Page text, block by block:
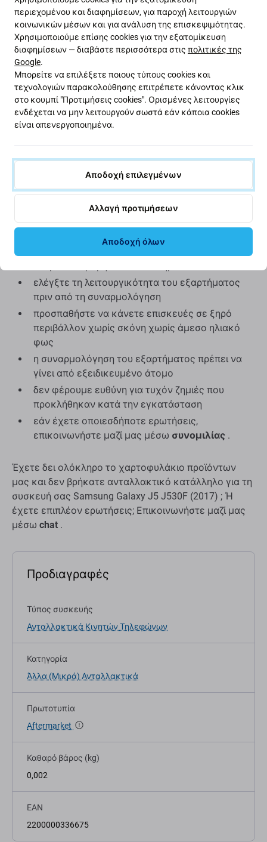
Ποιότητα: Aftermarket- Τα ανταλλακτικά που
πωλούνται ως Aftermarket κατασκευάζονται με τα
ίδια πρότυπα, προδιαγραφές και υλικά με το γνήσιο.
Αυτό είναι αντίγραφο του πρωτοτύπου και το
ανταλλακτικό που παραδίδεται ως Aftermarket μπορεί
(σε σπάνιες περιπτώσεις) να έχει ελάχιστες
διακυμάνσεις στη λειτουργικότητα, την ποιότητα ή
την εμφάνιση. Για να μάθετε περισσότερα σχετικά με
την ποιότητα, διαβάστε το ιστολόγιό μας όπου
λεπτομέρειες.
Συναρμολόγηση και συμβουλές:
Για τη συναρμολόγηση ή την αποσυναρμολόγηση
απαιτούνται ειδικά εργαλεία, τα οποία μπορείτε
ελέγξτε τη λειτουργικότητα του εξαρτήματος
πριν από τη συναρμολόγηση
προσπαθήστε να κάνετε επισκευές σε ξηρό
περιβάλλον χωρίς σκόνη χωρίς άμεσο ηλιακό
φως
η συναρμολόγηση του εξαρτήματος πρέπει να
γίνει από εξειδικευμένο άτομο
δεν φέρουμε ευθύνη για τυχόν ζημιές που
προκλήθηκαν κατά την εγκατάσταση
εάν έχετε οποιεσδήποτε ερωτήσεις,
επικοινωνήστε μαζί μας μέσω συνομιλίας .
Έχετε δει ολόκληρο το χαρτοφυλάκιο προϊόντων
μας και δεν βρήκατε ανταλλακτικό κατάλληλο για τη
συσκευή σας Samsung Galaxy J5 J530F (2017) ; Ή
έχετε επιπλέον ερωτήσεις; Επικοινωνήστε μαζί μας
μέσω chat .
Προδιαγραφές
Τύπος συσκευής
Ανταλλακτικά Κινητών Τηλεφώνων
Κατηγορία
Άλλα (Μικρά) Ανταλλακτικά
Πρωτοτυπία
Aftermarket
Καθαρό βάρος (kg)
0,002
EAN
2200000336675
περιεχομένου και διαφημίσεων, για παροχή λειτουργιών
κοινωνικών μέσων και για ανάλυση της επισκεψιμότητας.
Χρησιμοποιούμε επίσης cookies για την εξατομίκευση
διαφημίσεων — διαβάστε περισσότερα στις πολιτικές της
Google.
Μπορείτε να επιλέξετε ποιους τύπους cookies και
τεχνολογιών παρακολούθησης επιτρέπετε κάνοντας κλικ
στο κουμπί "Προτιμήσεις cookies". Ορισμένες λειτουργίες
ενδέχεται να μην λειτουργούν σωστά εάν κάποια cookies
είναι απενεργοποιημένα.
Αποδοχή επιλεγμένων
Αλλαγή προτιμήσεων
Αποδοχή όλων